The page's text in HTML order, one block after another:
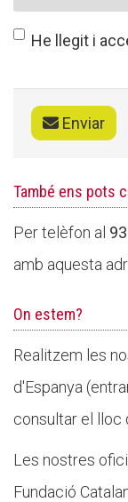
He llegit i
Enviar
També ens pots
Per telèfon al
amb aquesta
On estem?
Realitzem les
d'Espanya
consultar el lloc
Les nostres
Fundació
Missió i valors
Els comptes clars
Memòria
ACTUALITAT
Diari de la Fundació
Fundesplai als
Xarxes socials
Fes voluntariat